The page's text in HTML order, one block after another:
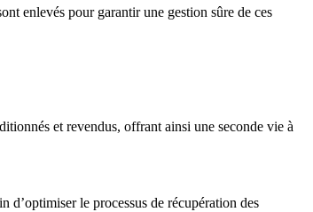
enlevés pour garantir une gestion sûre de ces
et revendus, offrant ainsi une seconde vie à
d’optimiser le processus de récupération des